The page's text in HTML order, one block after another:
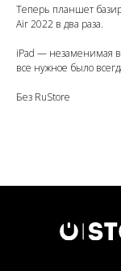
Теперь планшет
Air 2022 в два раза.
iPad — незаменимая
все нужное было
Без RuStore